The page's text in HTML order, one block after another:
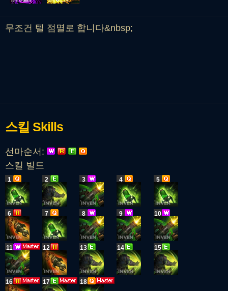
무조건 텔 점멸로 합니다&nbsp;
스킬 Skills
선마순서:
스킬 빌드
1 2 3 4 5
6 7 8 9 10
11 12 13 14 15
16 17 18